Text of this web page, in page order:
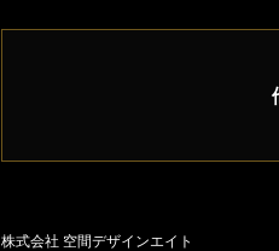
株式会社 空間デザインエイト